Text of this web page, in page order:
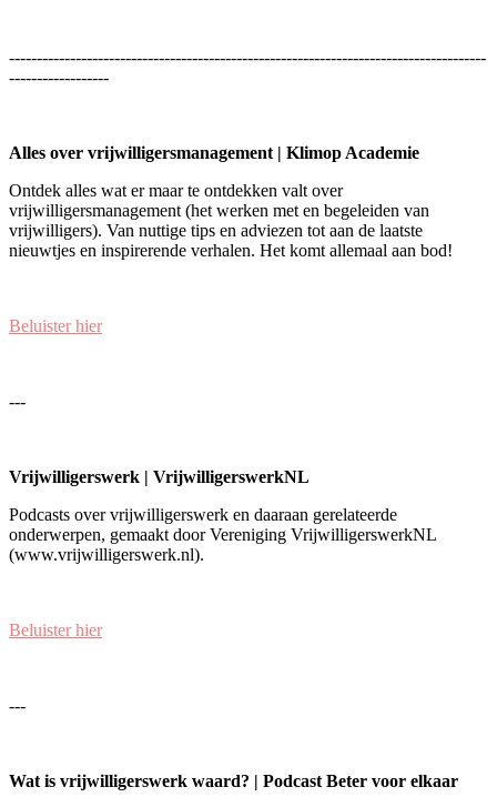
--------------------------------------------------------------------------------------
------------------
Alles over vrijwilligersmanagement | Klimop Academie
Ontdek alles wat er maar te ontdekken valt over
vrijwilligersmanagement (het werken met en begeleiden van
vrijwilligers). Van nuttige tips en adviezen tot aan de laatste
nieuwtjes en inspirerende verhalen. Het komt allemaal aan bod!
Beluister hier
---
Vrijwilligerswerk | VrijwilligerswerkNL
Podcasts over vrijwilligerswerk en daaraan gerelateerde
onderwerpen, gemaakt door Vereniging VrijwilligerswerkNL
(www.vrijwilligerswerk.nl).
Beluister hier
---
Wat is vrijwilligerswerk waard? | Podcast Beter voor elkaar